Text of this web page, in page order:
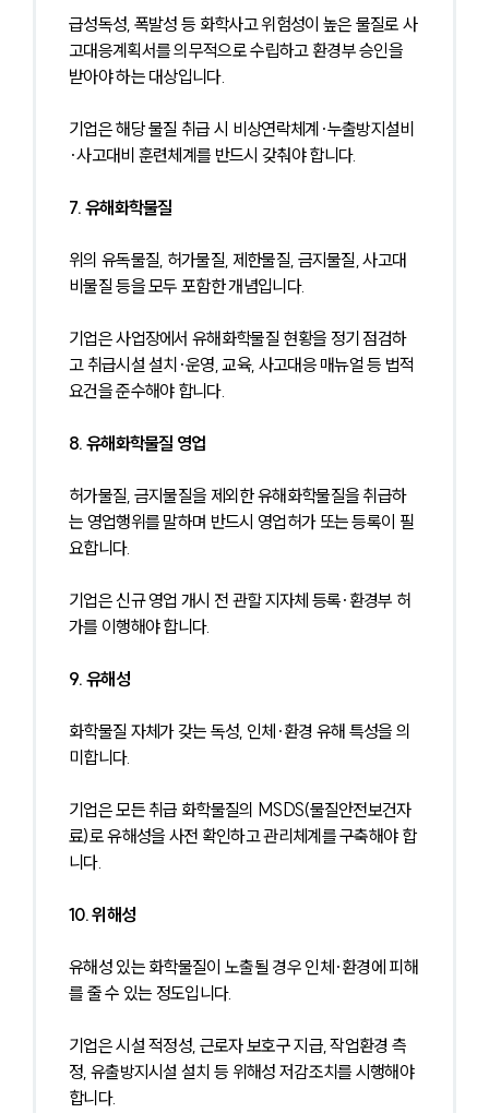
급성독성, 폭발성 등 화학사고 위험성이 높은 물질로 사
고대응계획서를 의무적으로 수립하고 환경부 승인을
받아야 하는 대상입니다.
기업은 해당 물질 취급 시 비상연락체계·누출방지설비
·사고대비 훈련체계를 반드시 갖춰야 합니다.
7. 유해화학물질
위의 유독물질, 허가물질, 제한물질, 금지물질, 사고대
비물질 등을 모두 포함한 개념입니다.
기업은 사업장에서 유해화학물질 현황을 정기 점검하
고 취급시설 설치·운영, 교육, 사고대응 매뉴얼 등 법적
요건을 준수해야 합니다.
8. 유해화학물질 영업
허가물질, 금지물질을 제외한 유해화학물질을 취급하
는 영업행위를 말하며 반드시 영업허가 또는 등록이 필
요합니다.
기업은 신규 영업 개시 전 관할 지자체 등록·환경부 허
가를 이행해야 합니다.
9. 유해성
화학물질 자체가 갖는 독성, 인체·환경 유해 특성을 의
미합니다.
기업은 모든 취급 화학물질의 MSDS(물질안전보건자
료)로 유해성을 사전 확인하고 관리체계를 구축해야 합
니다.
10. 위해성
유해성 있는 화학물질이 노출될 경우 인체·환경에 피해
를 줄 수 있는 정도입니다.
기업은 시설 적정성, 근로자 보호구 지급, 작업환경 측
정, 유출방지시설 설치 등 위해성 저감조치를 시행해야
합니다.